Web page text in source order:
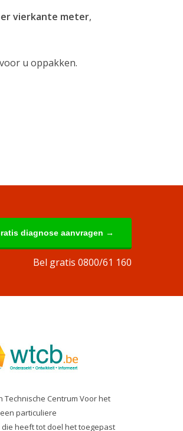
vierkante meter,
u oppakken.
diagnose aanvragen →
Bel gratis 0800/61 160
Technische Centrum Voor het
particuliere
heeft tot doel het toegepast